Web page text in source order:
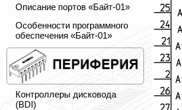
Описание портов «Байт-01»
Особенности программного
обеспечения «Байт-01»
Контроллеры дисковода
(BDI)